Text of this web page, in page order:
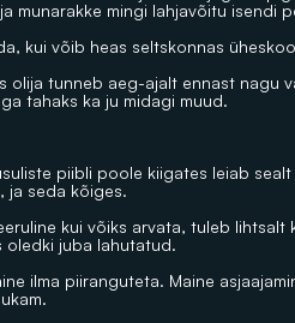
munarakke mingi lahjavõitu isendi
kui võib heas seltskonnas
olija tunneb aeg-ajalt ennast nagu
tahaks ka ju midagi muud.
piibli poole kiigates leiab
ja seda kõiges.
kui võiks arvata, tuleb
oledki juba lahutatud.
ilma piiranguteta. Maine